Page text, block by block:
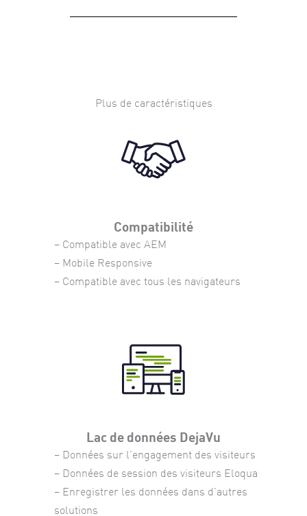
Plus de caractéristiques
Compatibilité
– Compatible avec AEM
– Mobile Responsive
– Compatible avec tous les navigateurs
Lac de données DejaVu
– Données sur l’engagement des visiteurs
– Données de session des visiteurs Eloqua
– Enregistrer les données dans d’autres
solutions